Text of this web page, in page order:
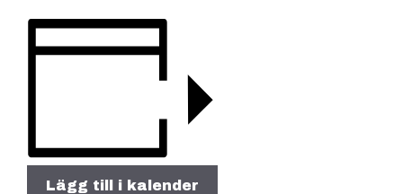
Lägg till i kalender